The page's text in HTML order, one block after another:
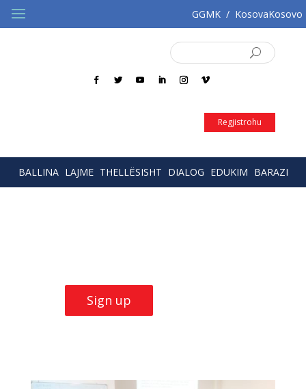
GGMK / KosovaKosovo
Regjistrohu
BALLINA LAJME THELLËSISHT DIALOG EDUKIM BARAZI
Sign up